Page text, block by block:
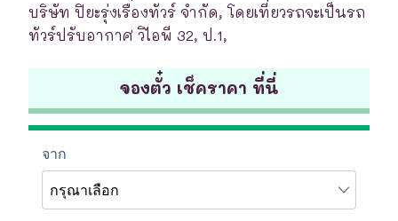
บริษัท ปิยะรุ่งเรืองทัวร์ จำกัด, โดยเที่ยวรถจะเป็นรถ
ทัวร์ปรับอากาศ วิไอพี 32, ป.1,
จองตั๋ว เช็คราคา ที่นี่